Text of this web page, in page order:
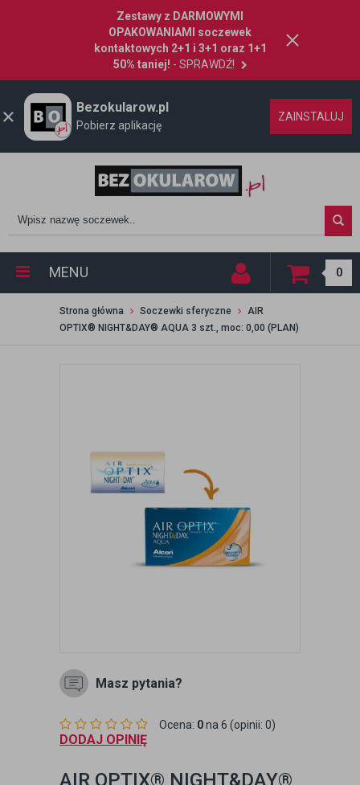
Zestawy z DARMOWYMI
OPAKOWANIAMI soczewek
kontaktowych 2+1 i 3+1 oraz 1+1
50% taniej! - SPRAWDŹ!
Bezokularow.pl
Pobierz aplikację
ZAINSTALUJ
MENU 0
Strona główna Soczewki sferyczne
AIR
OPTIX® NIGHT&DAY® AQUA 3 szt., moc: 0,00 (PLAN)
Masz pytania?
Ocena: 0na 6 (opinii: 0)
DODAJ OPINIĘ
AIR OPTIX® NIGHT&DAY®